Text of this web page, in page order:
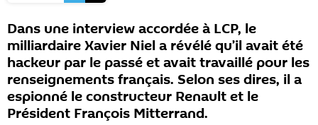
Dans une interview accordée à LCP, le
milliardaire Xavier Niel a révélé qu’il avait été
hackeur par le passé et avait travaillé pour les
renseignements français. Selon ses dires, il a
espionné le constructeur Renault et le
Président François Mitterrand.